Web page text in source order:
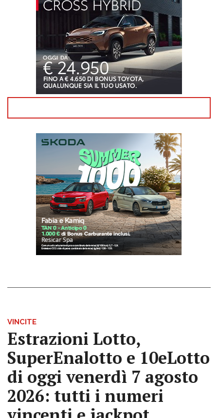
VINCITE
Estrazioni Lotto,
SuperEnalotto e 10eLotto
di oggi venerdì 7 agosto
2026: tutti i numeri